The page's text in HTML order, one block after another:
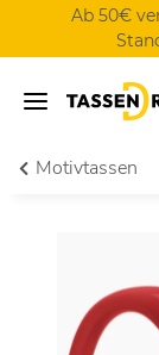
Ab 50€
Motivtassen